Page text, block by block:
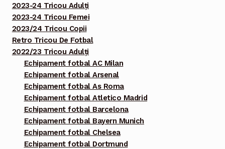
2023-24 Tricou Adulți
2023-24 Tricou Femei
2023/24 Tricou Copii
Retro Tricou De Fotbal
2022/23 Tricou Adulți
Echipament fotbal AC Milan
Echipament fotbal Arsenal
Echipament fotbal As Roma
Echipament fotbal Atletico Madrid
Echipament fotbal Barcelona
Echipament fotbal Bayern Munich
Echipament fotbal Chelsea
Echipament fotbal Dortmund